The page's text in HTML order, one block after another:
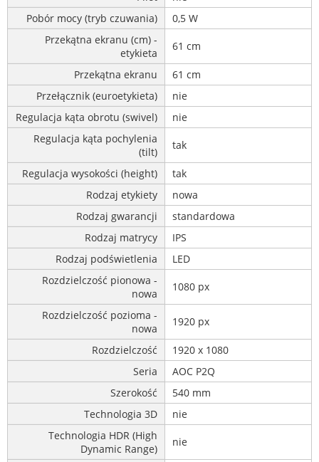
Pobór mocy (tryb czuwania)
0,5 W
Przekątna ekranu (cm) -
etykieta
61 cm
Przekątna ekranu
61 cm
Przełącznik (euroetykieta)
nie
Regulacja kąta obrotu (swivel)
nie
Regulacja kąta pochylenia
(tilt)
tak
Regulacja wysokości (height)
tak
Rodzaj etykiety
nowa
Rodzaj gwarancji
standardowa
Rodzaj matrycy
IPS
Rodzaj podświetlenia
LED
Rozdzielczość pionowa -
nowa
1080 px
Rozdzielczość pozioma -
nowa
1920 px
Rozdzielczość
1920 x 1080
Seria
AOC P2Q
Szerokość
540 mm
Technologia 3D
nie
Technologia HDR (High
Dynamic Range)
nie